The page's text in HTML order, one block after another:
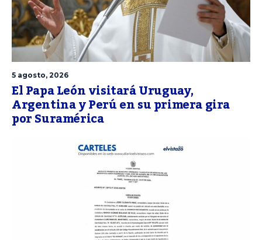
5 agosto, 2026
El Papa León visitará Uruguay,
Argentina y Perú en su primera gira
por Suramérica